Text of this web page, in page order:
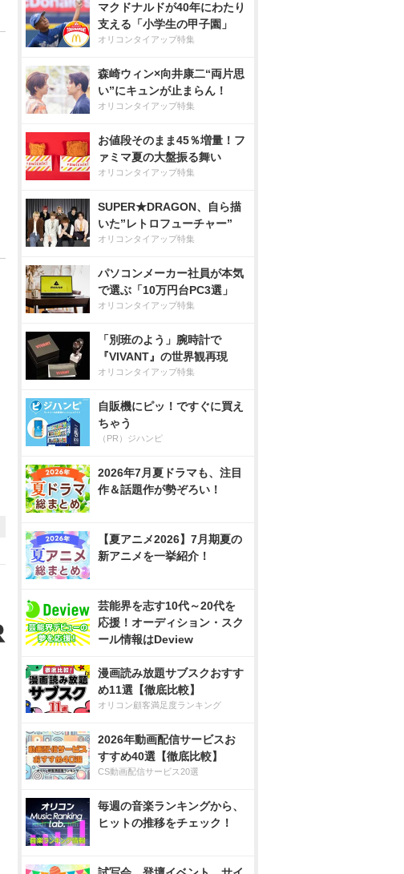
マクドナルドが40年にわたり
支える「小学生の甲子園」
オリコンタイアップ特集
森崎ウィン×向井康二“両片思
い”にキュンが止まらん！
オリコンタイアップ特集
お値段そのまま45％増量！フ
ァミマ夏の大盤振る舞い
オリコンタイアップ特集
SUPER★DRAGON、自ら描
いた”レトロフューチャー”
オリコンタイアップ特集
パソコンメーカー社員が本気
で選ぶ「10万円台PC3選」
オリコンタイアップ特集
「別班のよう」腕時計で
『VIVANT』の世界観再現
オリコンタイアップ特集
自販機にピッ！ですぐに買え
ちゃう
（PR）ジハンピ
2026年7月夏ドラマも、注目
作＆話題作が勢ぞろい！
【夏アニメ2026】7月期夏の
新アニメを一挙紹介！
芸能界を志す10代～20代を
応援！オーディション・スク
ール情報はDeview
漫画読み放題サブスクおすす
め11選【徹底比較】
オリコン顧客満足度ランキング
2026年動画配信サービスお
すすめ40選【徹底比較】
CS動画配信サービス20選
毎週の音楽ランキングから、
ヒットの推移をチェック！